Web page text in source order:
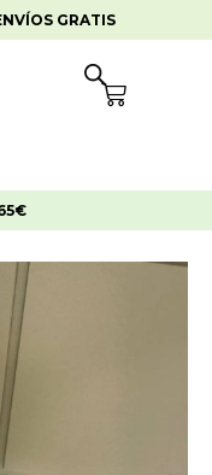
GRATIS
Cart